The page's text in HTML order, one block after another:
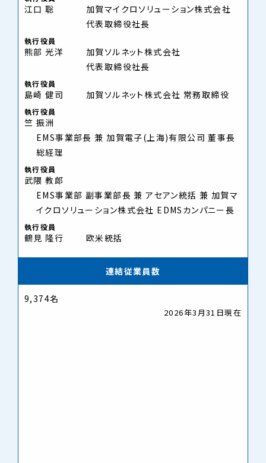
江口 聡
加賀マイクロソリューション株式会社
代表取締役社長
執行役員
熊部 光洋
加賀ソルネット株式会社
代表取締役社長
執行役員
島崎 健司 加賀ソルネット株式会社 常務取締役
執行役員
竺 振洲
EMS事業部長 兼 加賀電子(上海)有限公司 董事長
総経理
執行役員
武隈 教郎
EMS事業部 副事業部長 兼 アセアン統括 兼 加賀マ
イクロソリューション株式会社 EDMSカンパニー長
執行役員
鶴見 隆行 欧米統括
連結従業員数
9,374名
2026年3月31日現在